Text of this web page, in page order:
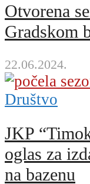
Otvorena
Gradskom
22.06.2024.
Društvo
JKP
oglas za
na bazenu